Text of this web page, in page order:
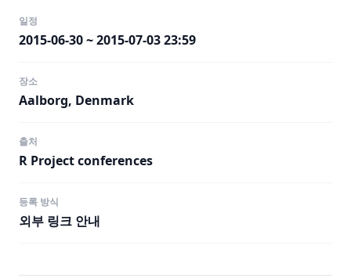
일정
2015-06-30 ~ 2015-07-03 23:59
장소
Aalborg, Denmark
출처
R Project conferences
등록 방식
외부 링크 안내